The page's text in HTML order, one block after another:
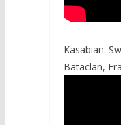
Kasabian:
Bataclan,